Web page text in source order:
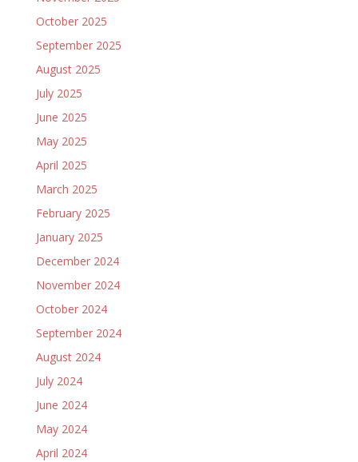
October 2025
September 2025
August 2025
July 2025
June 2025
May 2025
April 2025
March 2025
February 2025
January 2025
December 2024
November 2024
October 2024
September 2024
August 2024
July 2024
June 2024
May 2024
April 2024